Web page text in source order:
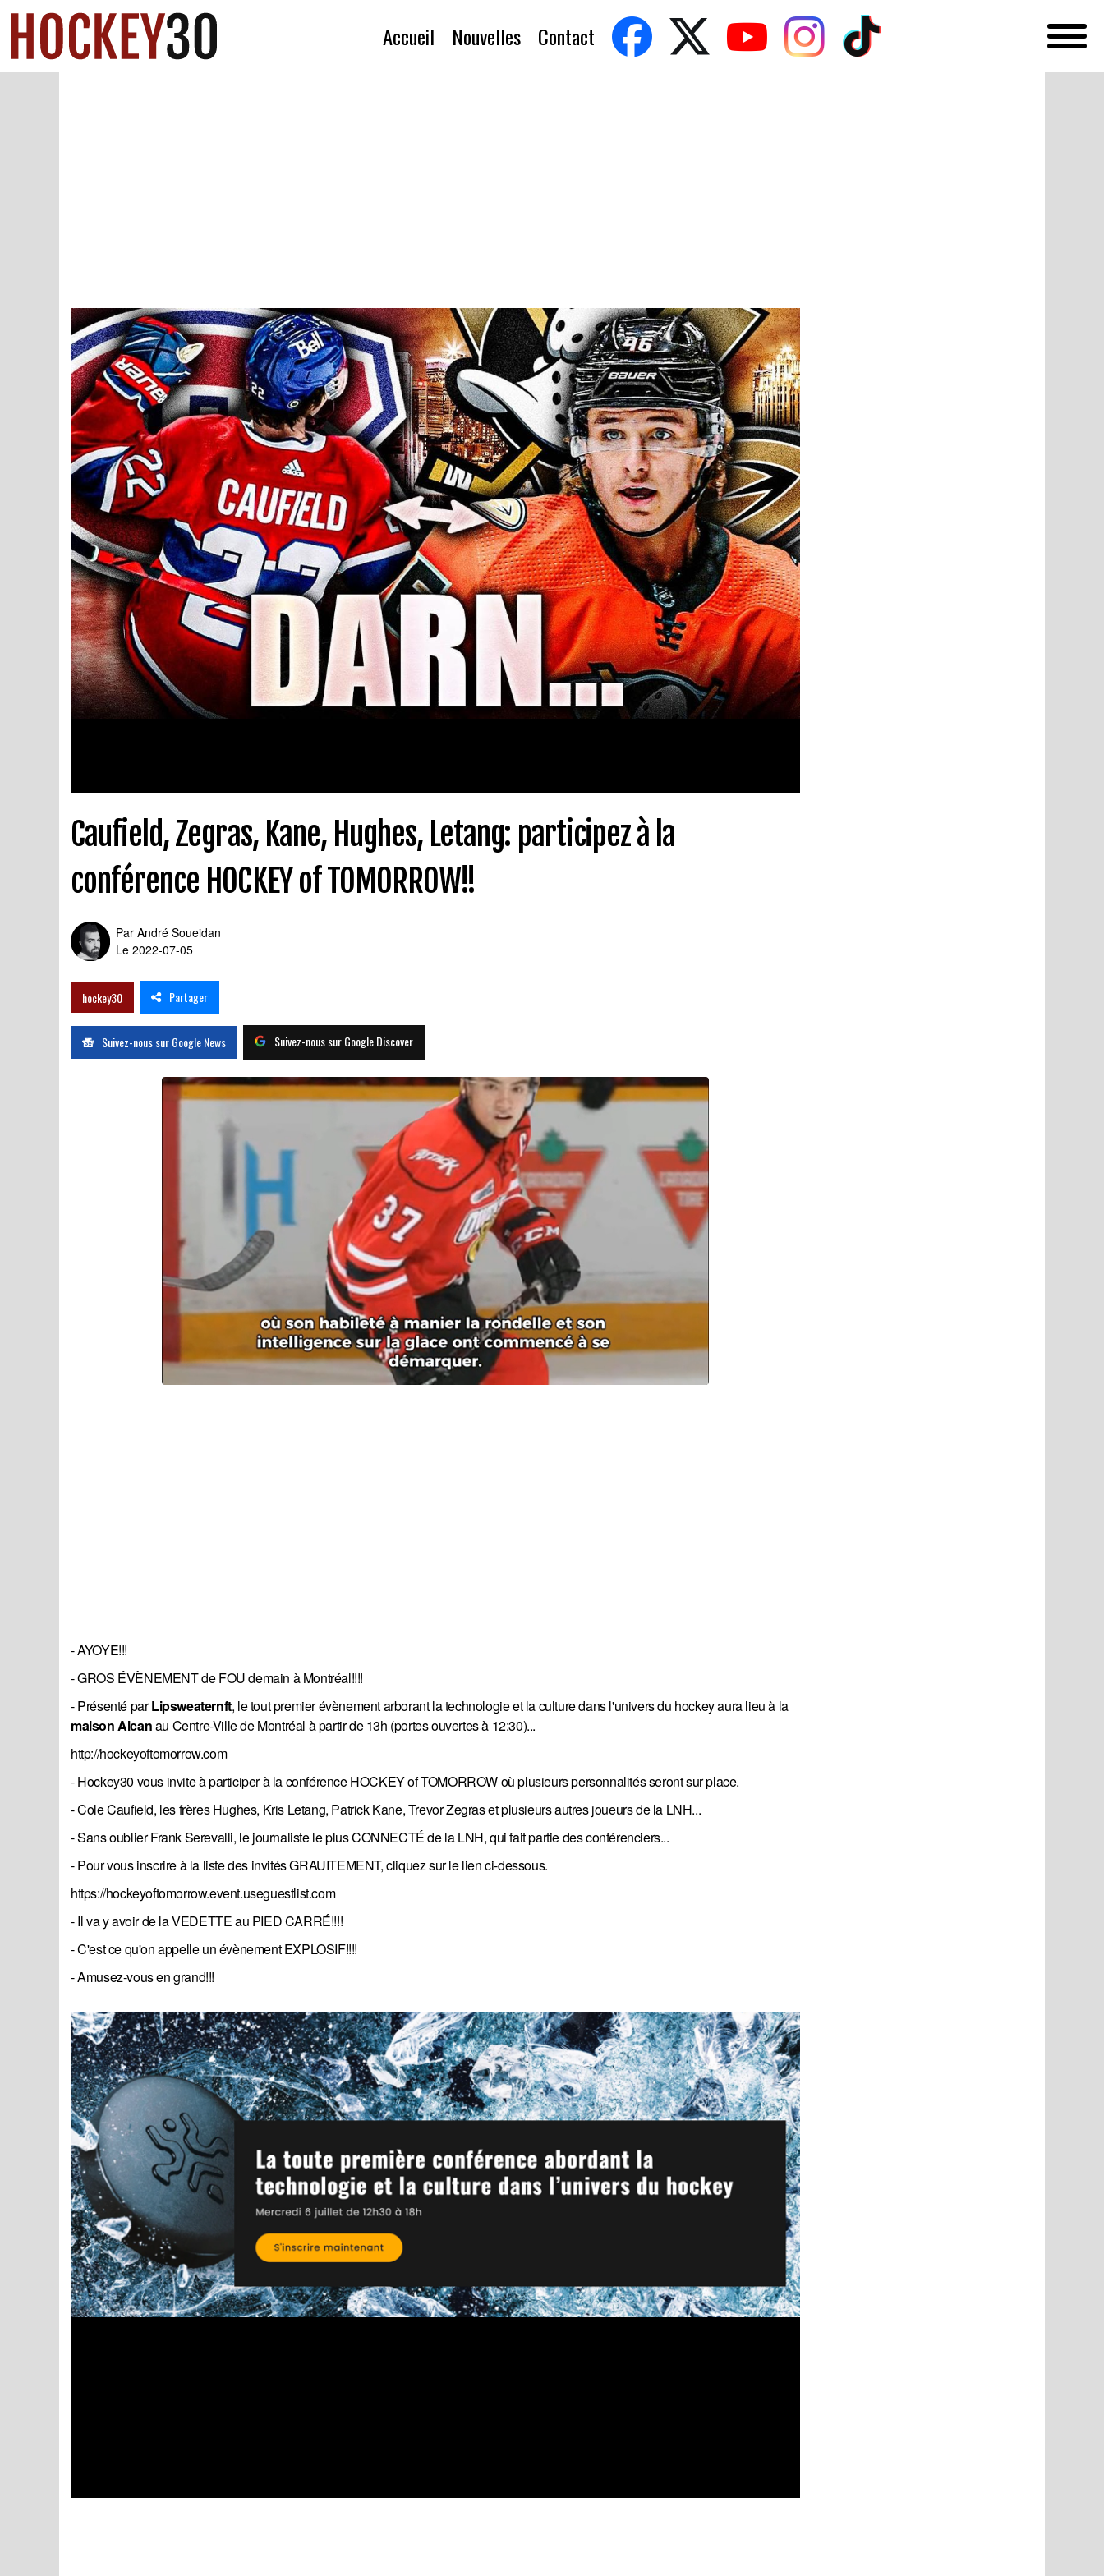
Accueil Nouvelles Contact
Caufield, Zegras, Kane, Hughes, Letang: participez à la
conférence HOCKEY of TOMORROW!!
Par André Soueidan
Le 2022-07-05
hockey30 Partager
Suivez-nous sur Google News Suivez-nous sur Google Discover
- AYOYE!!!
- GROS ÉVÈNEMENT de FOU demain à Montréal!!!!
- Présenté parLipsweaternft, le tout premier évènement arborant la technologie et la culture dans l'univers du hockey aura lieu à la
maison Alcanau Centre-Ville de Montréal à partir de 13h (portes ouvertes à 12:30)...
http://hockeyoftomorrow.com
- Hockey30 vous invite à participer à la conférence HOCKEY of TOMORROW où plusieurs personnalités seront sur place.
- Cole Caufield, les frères Hughes, Kris Letang, Patrick Kane, Trevor Zegras et plusieurs autres joueurs de la LNH...
- Sans oublier Frank Serevalli, le journaliste le plus CONNECTÉ de la LNH, qui fait partie des conférenciers...
- Pour vous inscrire à la liste des invités GRAUITEMENT, cliquez sur le lien ci-dessous.
https://hockeyoftomorrow.event.useguestlist.com
- Il va y avoir de la VEDETTE au PIED CARRÉ!!!!
- C'est ce qu'on appelle un évènement EXPLOSIF!!!!
- Amusez-vous en grand!!!